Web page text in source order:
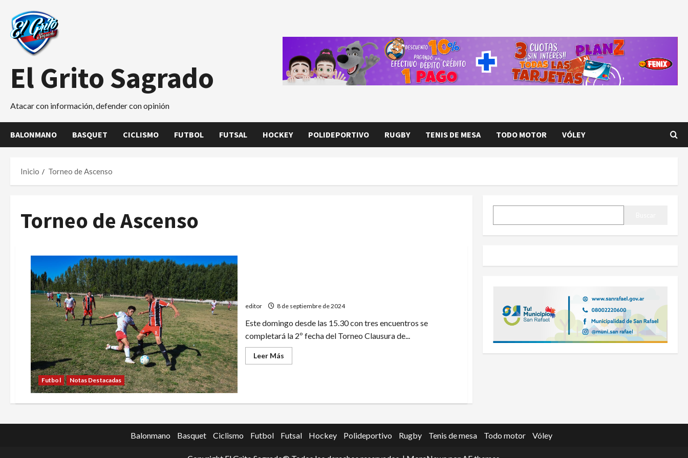
contenido
El Grito Sagrado
Atacar con información, defender con opinión
BALONMANO BASQUET CICLISMO FUTBOL FUTSAL HOCKEY POLIDEPORTIVO RUGBY TENIS DE MESA TODO MOTOR VÓLEY
Inicio Torneo de Ascenso
Torneo de Ascenso
Futbol Notas Destacadas
editor 8 de septiembre de 2024
Este domingo desde las 15.30 con tres encuentros se
completará la 2º fecha del Torneo Clausura de...
Leer MásLeer
más
completa
fecha
Balonmano Basquet Ciclismo Futbol Futsal Hockey Polideportivo Rugby Tenis de mesa Todo motor Vóley